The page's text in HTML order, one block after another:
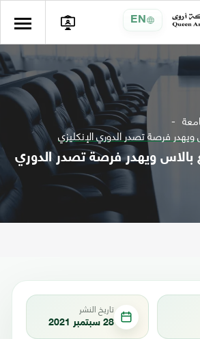
EN
ويهدر فرصة تصدر الدوري الإنكليزي
بالاس ويهدر فرصة تصدر الدوري
تاريخ النشر
28 سبتمبر 2021